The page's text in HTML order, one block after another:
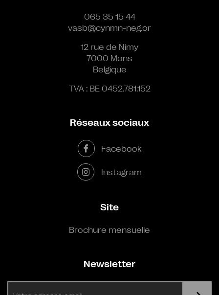
065 35 15 44
vasb@cynmn-neg.or
12 rue de Nimy
7000 Mons
Belgique
TVA : BE 0452.781.152
Réseaux sociaux
Facebook
Instagram
Site
Brochure mensuelle
Newsletter